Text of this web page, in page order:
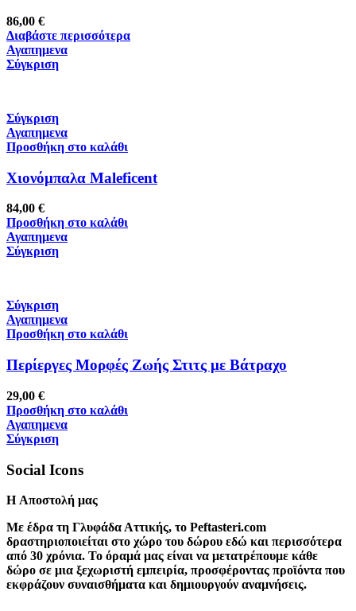
86,00 €
Διαβάστε περισσότερα
Αγαπημενα
Σύγκριση
Σύγκριση
Αγαπημενα
Προσθήκη στο καλάθι
Χιονόμπαλα Maleficent
84,00 €
Προσθήκη στο καλάθι
Αγαπημενα
Σύγκριση
Σύγκριση
Αγαπημενα
Προσθήκη στο καλάθι
Περίεργες Μορφές Ζωής Στιτς με Βάτραχο
29,00 €
Προσθήκη στο καλάθι
Αγαπημενα
Σύγκριση
Social Icons
H Αποστολή μας
Με έδρα τη Γλυφάδα Αττικής, το Peftasteri.com
δραστηριοποιείται στο χώρο του δώρου εδώ και περισσότερα
από 30 χρόνια. Το όραμά μας είναι να μετατρέπουμε κάθε
δώρο σε μια ξεχωριστή εμπειρία, προσφέροντας προϊόντα που
εκφράζουν συναισθήματα και δημιουργούν αναμνήσεις.